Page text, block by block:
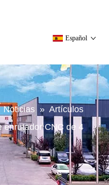
Español
Noticias » Artículos
enrutador CNC de 4